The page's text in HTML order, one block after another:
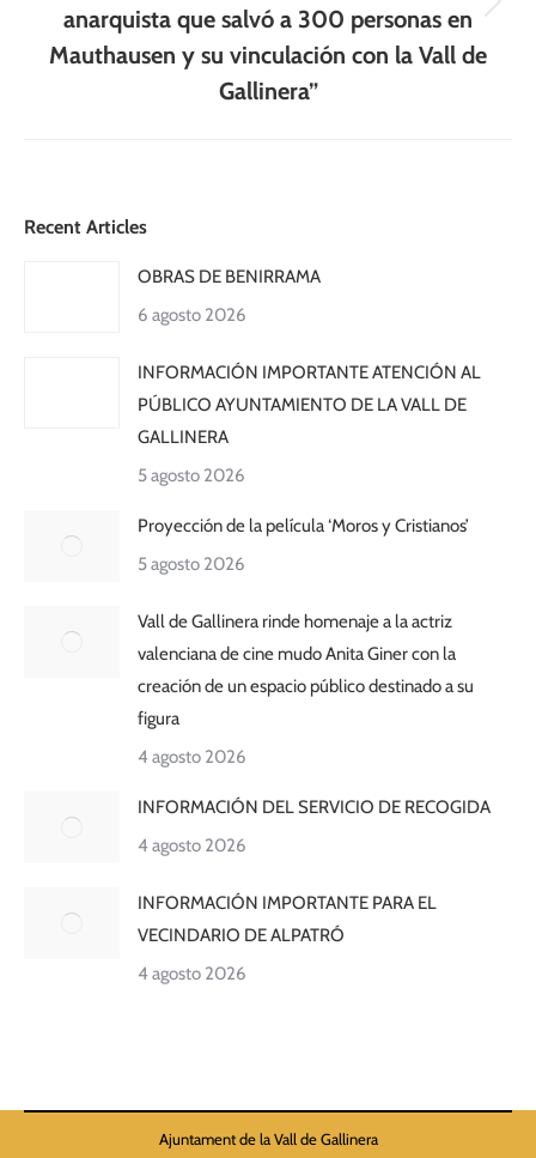
Publicación
siguiente:
anarquista que salvó a 300 personas en
Mauthausen y su vinculación con la Vall de
Gallinera”
Recent Articles
OBRAS DE BENIRRAMA
6 agosto 2026
INFORMACIÓN IMPORTANTE ATENCIÓN AL
PÚBLICO AYUNTAMIENTO DE LA VALL DE
GALLINERA
5 agosto 2026
Proyección de la película ‘Moros y Cristianos’
5 agosto 2026
Vall de Gallinera rinde homenaje a la actriz
valenciana de cine mudo Anita Giner con la
creación de un espacio público destinado a su
figura
4 agosto 2026
INFORMACIÓN DEL SERVICIO DE RECOGIDA
4 agosto 2026
INFORMACIÓN IMPORTANTE PARA EL
VECINDARIO DE ALPATRÓ
4 agosto 2026
Ajuntament de la Vall de Gallinera